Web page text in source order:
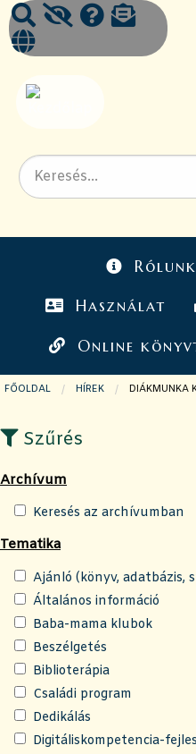
Rólunk
Használat
Online
FŐOLDAL HÍREK JELENLEGI
DIÁKMUNKA
Szűrés
Archívum
Keresés az archívumban
Tematika
Ajánló (könyv, adatbázis,
Általános információ
Baba-mama klubok
Beszélgetés
Biblioterápia
Családi program
Dedikálás
Digitáliskompetencia-